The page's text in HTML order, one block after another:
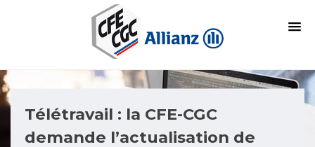
Télétravail : la CFE-CGC
demande l’actualisation de